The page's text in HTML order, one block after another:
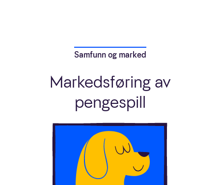
Samfunn og marked
Markedsføring av
pengespill